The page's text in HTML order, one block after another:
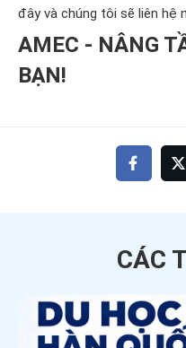
đây và chúng tôi sẽ liên hệ
AMEC - NÂNG
BẠN!
CÁC